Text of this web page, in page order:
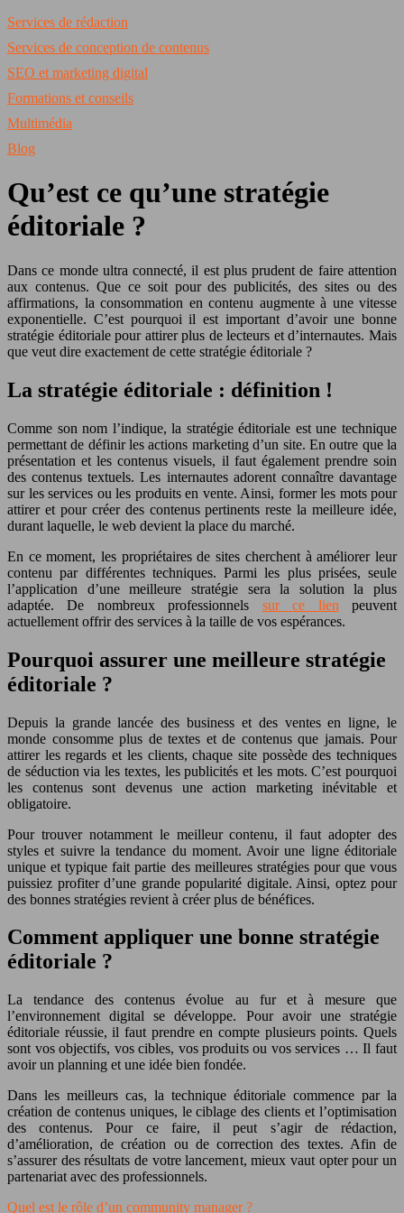
Services de rédaction
Services de conception de contenus
SEO et marketing digital
Formations et conseils
Multimédia
Blog
Qu’est ce qu’une stratégie
éditoriale ?
Dans ce monde ultra connecté, il est plus prudent de faire attention
aux contenus. Que ce soit pour des publicités, des sites ou des
affirmations, la consommation en contenu augmente à une vitesse
exponentielle. C’est pourquoi il est important d’avoir une bonne
stratégie éditoriale pour attirer plus de lecteurs et d’internautes. Mais
que veut dire exactement de cette stratégie éditoriale ?
La stratégie éditoriale : définition !
Comme son nom l’indique, la stratégie éditoriale est une technique
permettant de définir les actions marketing d’un site. En outre que la
présentation et les contenus visuels, il faut également prendre soin
des contenus textuels. Les internautes adorent connaître davantage
sur les services ou les produits en vente. Ainsi, former les mots pour
attirer et pour créer des contenus pertinents reste la meilleure idée,
durant laquelle, le web devient la place du marché.
En ce moment, les propriétaires de sites cherchent à améliorer leur
contenu par différentes techniques. Parmi les plus prisées, seule
l’application d’une meilleure stratégie sera la solution la plus
adaptée. De nombreux professionnels sur ce lien peuvent
actuellement offrir des services à la taille de vos espérances.
Pourquoi assurer une meilleure stratégie
éditoriale ?
Depuis la grande lancée des business et des ventes en ligne, le
monde consomme plus de textes et de contenus que jamais. Pour
attirer les regards et les clients, chaque site possède des techniques
de séduction via les textes, les publicités et les mots. C’est pourquoi
les contenus sont devenus une action marketing inévitable et
obligatoire.
Pour trouver notamment le meilleur contenu, il faut adopter des
styles et suivre la tendance du moment. Avoir une ligne éditoriale
unique et typique fait partie des meilleures stratégies pour que vous
puissiez profiter d’une grande popularité digitale. Ainsi, optez pour
des bonnes stratégies revient à créer plus de bénéfices.
Comment appliquer une bonne stratégie
éditoriale ?
La tendance des contenus évolue au fur et à mesure que
l’environnement digital se développe. Pour avoir une stratégie
éditoriale réussie, il faut prendre en compte plusieurs points. Quels
sont vos objectifs, vos cibles, vos produits ou vos services … Il faut
avoir un planning et une idée bien fondée.
Dans les meilleurs cas, la technique éditoriale commence par la
création de contenus uniques, le ciblage des clients et l’optimisation
des contenus. Pour ce faire, il peut s’agir de rédaction,
d’amélioration, de création ou de correction des textes. Afin de
s’assurer des résultats de votre lancement, mieux vaut opter pour un
partenariat avec des professionnels.
Quel est le rôle d’un community manager ?